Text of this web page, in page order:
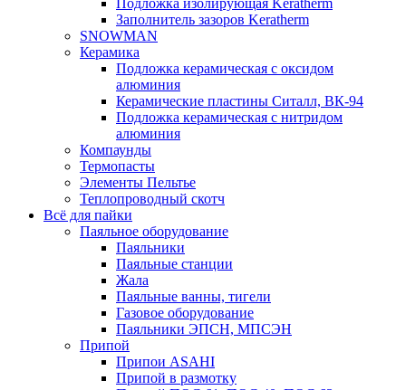
Подложка изолирующая Keratherm
Заполнитель зазоров Keratherm
SNOWMAN
Керамика
Подложка керамическая с оксидом
алюминия
Керамические пластины Ситалл, ВК-94
Подложка керамическая с нитридом
алюминия
Компаунды
Термопасты
Элементы Пельтье
Теплопроводный скотч
Всё для пайки
Паяльное оборудование
Паяльники
Паяльные станции
Жала
Паяльные ванны, тигели
Газовое оборудование
Паяльники ЭПСН, МПСЭН
Припой
Припои ASAHI
Припой в размотку